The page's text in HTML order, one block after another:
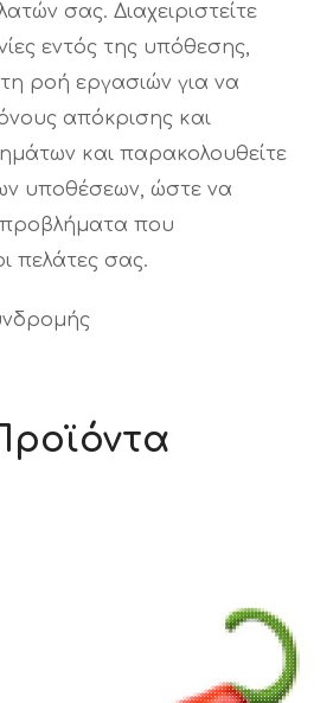
σας. Διαχειριστείτε
εντός της υπόθεσης,
ροή εργασιών για να
απόκρισης και
και παρακολουθείτε
υποθέσεων, ώστε να
που
πελάτες σας.